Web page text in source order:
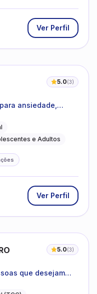
Ver Perfil
5.0(3)
ansiedade,
e Adultos
Ver Perfil
5.0(3)
que desejam